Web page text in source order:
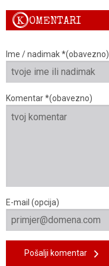
KOMENTARI
Ime / nadimak *(obavezno)
Komentar *(obavezno)
E-mail (opcija)
Pošalji komentar